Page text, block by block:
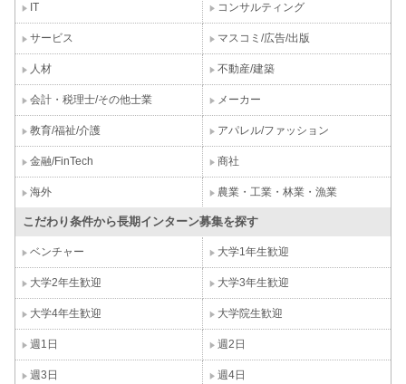
IT コンサルティング
サービス マスコミ/広告/出版
人材 不動産/建築
会計・税理士/その他士業 メーカー
教育/福祉/介護 アパレル/ファッション
金融/FinTech 商社
海外 農業・工業・林業・漁業
こだわり条件から長期インターン募集を探す
ベンチャー 大学1年生歓迎
大学2年生歓迎 大学3年生歓迎
大学4年生歓迎 大学院生歓迎
週1日 週2日
週3日 週4日